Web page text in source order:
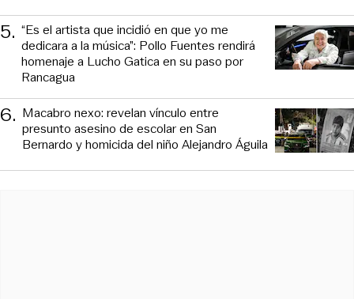
5. “Es el artista que incidió en que yo me
dedicara a la música”: Pollo Fuentes rendirá
homenaje a Lucho Gatica en su paso por
Rancagua
6. Macabro nexo: revelan vínculo entre
presunto asesino de escolar en San
Bernardo y homicida del niño Alejandro Águila